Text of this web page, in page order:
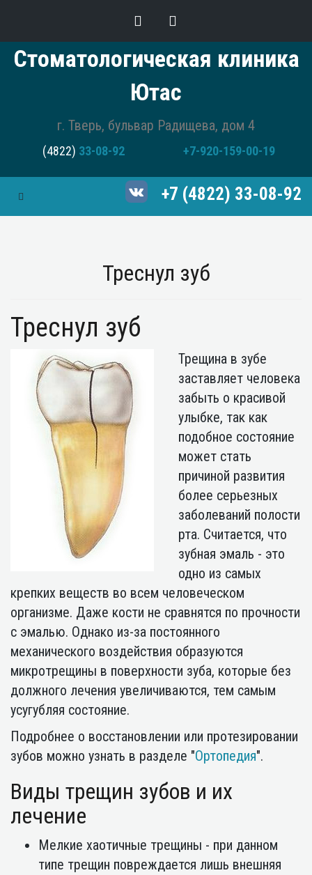
Стоматологическая клиника
Ютас
г. Тверь, бульвар Радищева, дом 4
(4822) 33-08-92 +7-920-159-00-19
Toggle Navigation +7 (4822) 33-08-92
Треснул зуб
Треснул зуб
Трещина в зубе
заставляет человека
забыть о красивой
улыбке, так как
подобное состояние
может стать
причиной развития
более серьезных
заболеваний полости
рта. Считается, что
зубная эмаль - это
одно из самых
крепких веществ во всем человеческом
организме. Даже кости не сравнятся по прочности
с эмалью. Однако из-за постоянного
механического воздействия образуются
микротрещины в поверхности зуба, которые без
должного лечения увеличиваются, тем самым
усугубляя состояние.
Подробнее о восстановлении или протезировании
зубов можно узнать в разделе "Ортопедия".
Виды трещин зубов и их
лечение
Мелкие хаотичные трещины - при данном
типе трещин повреждается лишь внешняя